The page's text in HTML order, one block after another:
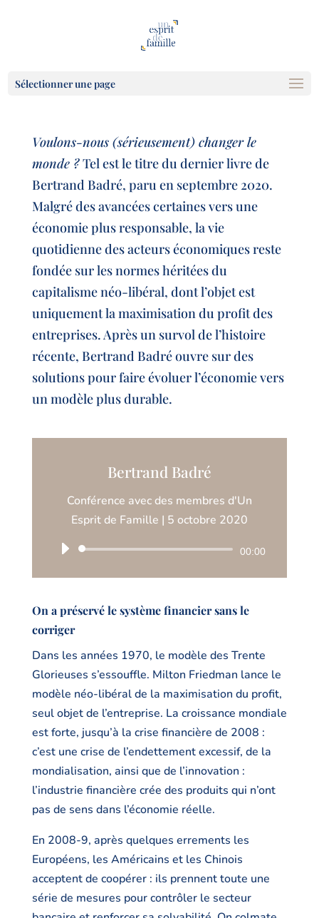
Sélectionner une page
Voulons-nous (sérieusement) changer le
monde ?Tel est le titre du dernier livre de
Bertrand Badré, paru en septembre 2020.
Malgré des avancées certaines vers une
économie plus responsable, la vie
quotidienne des acteurs économiques reste
fondée sur les normes héritées du
capitalisme néo-libéral, dont l’objet est
uniquement la maximisation du profit des
entreprises. Après un survol de l’histoire
récente, Bertrand Badré ouvre sur des
solutions pour faire évoluer l’économie vers
un modèle plus durable.
Bertrand Badré
Conférence avec des membres d'Un
Esprit de Famille | 5 octobre 2020
Lecteur
00:00
On a préservé le système financier sans le
corriger
Dans les années 1970, le modèle des Trente
Glorieuses s’essouffle. Milton Friedman lance le
modèle néo-libéral de la maximisation du profit,
seul objet de l’entreprise. La croissance mondiale
est forte, jusqu’à la crise financière de 2008 :
c’est une crise de l’endettement excessif, de la
mondialisation, ainsi que de l’innovation :
l’industrie financière crée des produits qui n’ont
pas de sens dans l’économie réelle.
En 2008-9, après quelques errements les
Européens, les Américains et les Chinois
acceptent de coopérer : ils prennent toute une
série de mesures pour contrôler le secteur